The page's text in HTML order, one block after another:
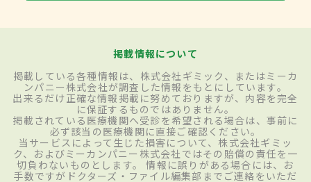
掲載情報について
掲載している各種情報は、株式会社ギミック、またはミーカ
ンパニー株式会社が調査した情報をもとにしています。
出来るだけ正確な情報掲載に努めておりますが、内容を完全
に保証するものではありません。
掲載されている医療機関へ受診を希望される場合は、事前に
必ず該当の医療機関に直接ご確認ください。
当サービスによって生じた損害について、株式会社ギミッ
ク、およびミーカンパニー株式会社ではその賠償の責任を一
切負わないものとします。 情報に誤りがある場合には、お
手数ですがドクターズ・ファイル編集部までご連絡をいただ